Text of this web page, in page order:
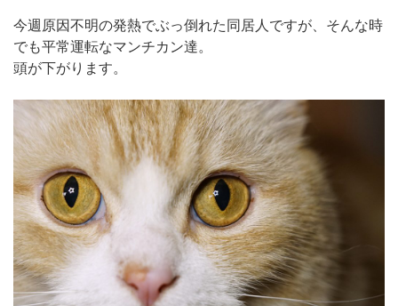
今週原因不明の発熱でぶっ倒れた同居人ですが、そんな時
でも平常運転なマンチカン達。
頭が下がります。